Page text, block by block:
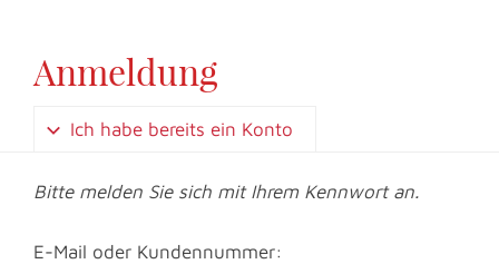
Anmeldung
Ich habe bereits ein Konto
Bitte melden Sie sich mit Ihrem Kennwort an.
E-Mail oder Kundennummer: